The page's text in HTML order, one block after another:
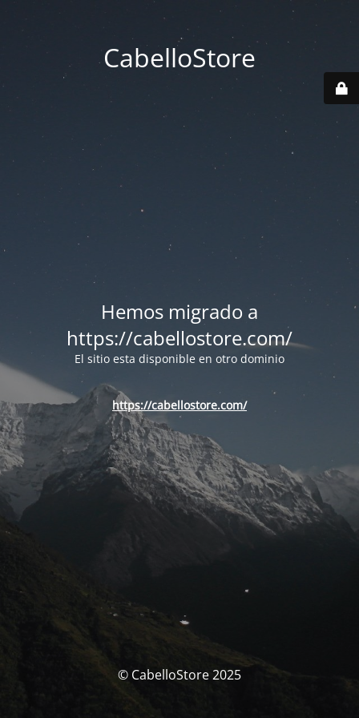
CabelloStore
Hemos migrado a
https://cabellostore.com/
El sitio esta disponible en otro dominio
https://cabellostore.com/
© CabelloStore 2025